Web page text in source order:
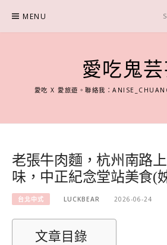
content
MENU
愛吃鬼
愛吃 X 愛旅遊。聯絡我：
老張牛肉麵，杭州南路
味，中正紀念堂站美食(
台北中式 LUCKBEAR 2026-06-24
文章目錄